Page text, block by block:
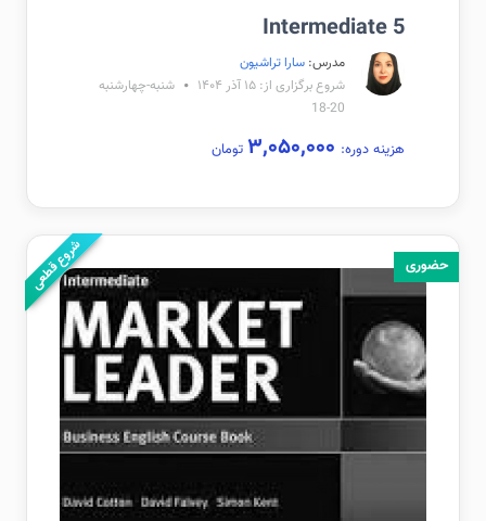
Intermediate 5
مدرس: سارا تراشیون
شروع برگزاری از: ۱۵ آذر ۱۴۰۴
شنبه-چهارشنبه
20-18
هزینه دوره: تومان
حضوری شروع قطعی